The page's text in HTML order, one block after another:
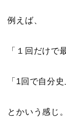
例えば、
「１回だけで
「1回で自分
とかいう感じ